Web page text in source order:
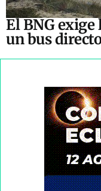
El BNG exige
un bus